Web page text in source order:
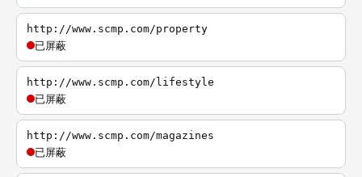
http://www.scmp.com/property
已屏蔽
http://www.scmp.com/lifestyle
已屏蔽
http://www.scmp.com/magazines
已屏蔽